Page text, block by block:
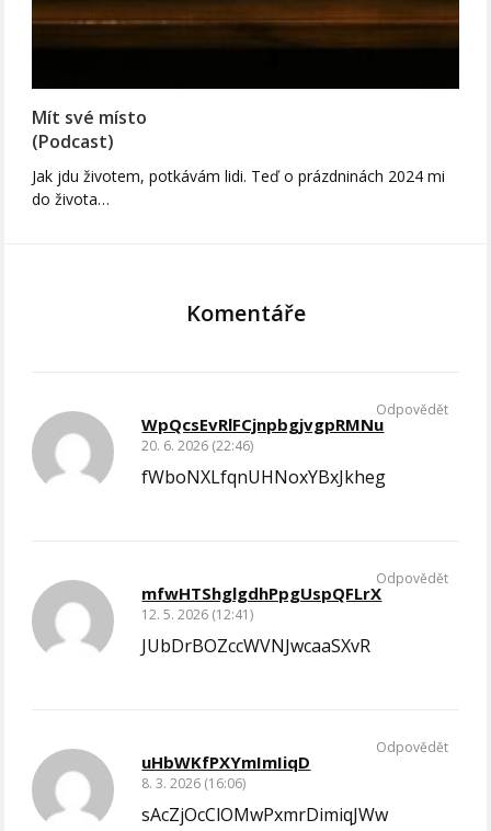
Mít své místo
(Podcast)
Jak jdu životem, potkávám lidi. Teď o prázdninách 2024 mi
do života…
Komentáře
WpQcsEvRlFCjnpbgjvgpRMNu
20. 6. 2026 (22:46)
fWboNXLfqnUHNoxYBxJkheg
Odpovědět
mfwHTShglgdhPpgUspQFLrX
12. 5. 2026 (12:41)
JUbDrBOZccWVNJwcaaSXvR
Odpovědět
uHbWKfPXYmImIiqD
8. 3. 2026 (16:06)
sAcZjOcClOMwPxmrDimiqJWw
Odpovědět